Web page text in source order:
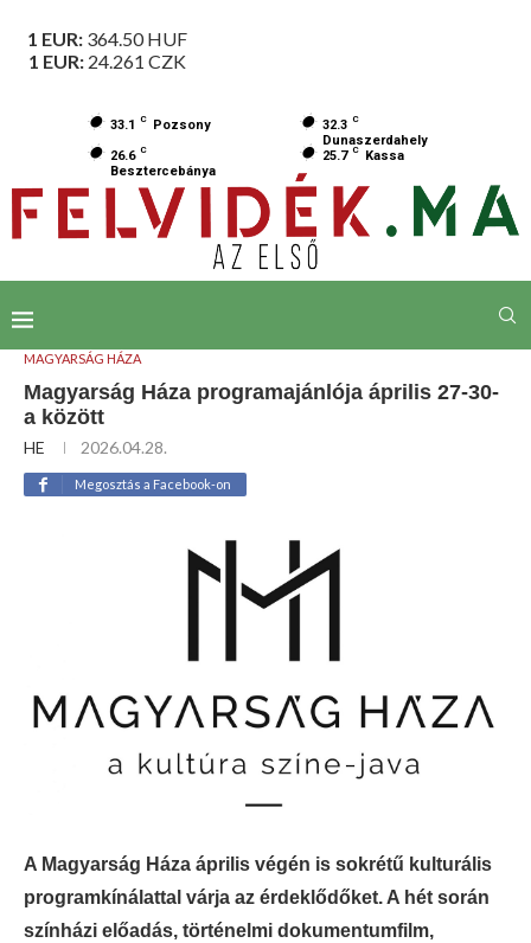
1 EUR: 364.50HUF
1 EUR: 24.261 CZK
33.1 C Pozsony 32.3 C
Dunaszerdahely
26.6 C
Besztercebánya
25.7 C Kassa
MAGYARSÁG HÁZA
Magyarság Háza programajánlója április 27-30-
a között
HE 2026.04.28.
Megosztás a Facebook-on
A Magyarság Háza április végén is sokrétű kulturális
programkínálattal várja az érdeklődőket. A hét során
színházi előadás, történelmi dokumentumfilm,